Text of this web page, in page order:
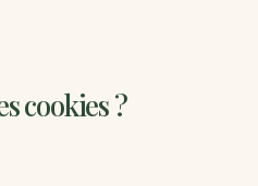
cookies ?